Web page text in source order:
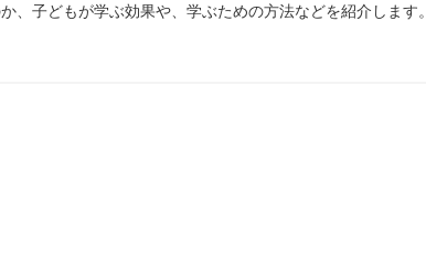
、子どもが学ぶ効果や、学ぶための方法などを紹介します。